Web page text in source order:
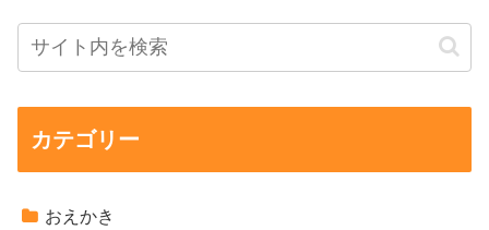
カテゴリー
おえかき